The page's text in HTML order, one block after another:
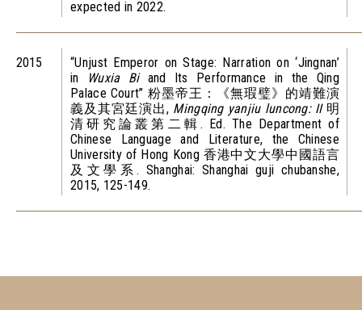
expected in 2022.
2015
“Unjust Emperor on Stage: Narration on ‘Jingnan’
in
Wuxia Biand Its Performance in the Qing
Palace Court” 粉墨帝王：《無瑕璧》的靖難演
義及其宮廷演出, Mingqing yanjiu luncong: II明
清研究論叢第二輯. Ed. The Department of
Chinese Language and Literature, the Chinese
University of Hong Kong 香港中文大學中國語言
及文學系. Shanghai: Shanghai guji chubanshe,
2015, 125-149.